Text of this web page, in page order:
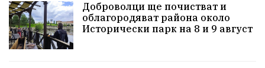
Европа Актуално Туризъм Бизнес
абсурд Здравословно хранене
Доброволци ще почистват и
облагородяват района около
Исторически парк на 8 и 9 август